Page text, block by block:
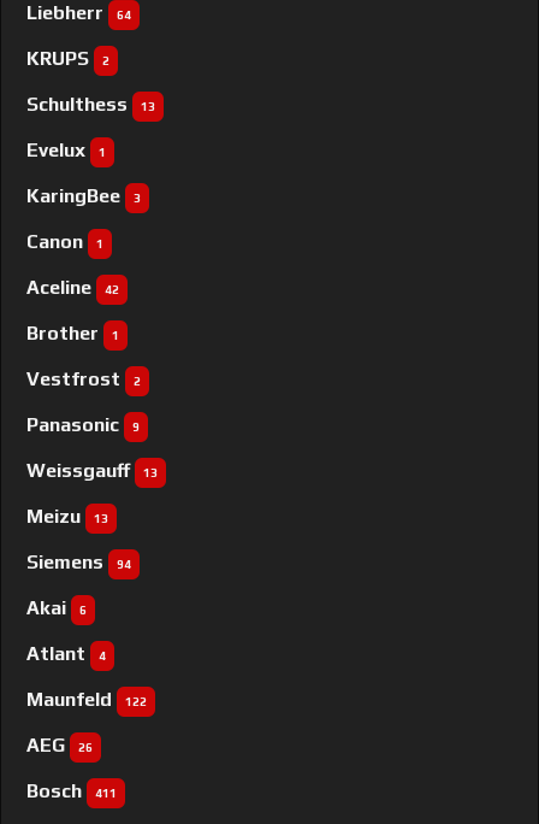
Liebherr 64
KRUPS 2
Schulthess 13
Evelux 1
KaringBee 3
Canon 1
Aceline 42
Brother 1
Vestfrost 2
Panasonic 9
Weissgauff 13
Meizu 13
Siemens 94
Akai 6
Atlant 4
Maunfeld 122
AEG 26
Bosch 411